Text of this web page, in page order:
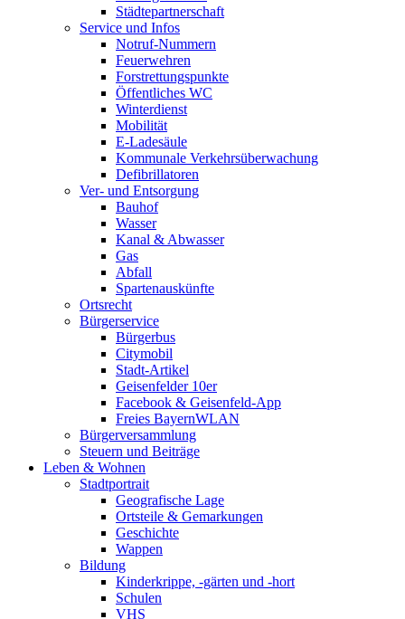
Städtepartnerschaft
Service und Infos
Notruf-Nummern
Feuerwehren
Forstrettungspunkte
Öffentliches WC
Winterdienst
Mobilität
E-Ladesäule
Kommunale Verkehrsüberwachung
Defibrillatoren
Ver- und Entsorgung
Bauhof
Wasser
Kanal & Abwasser
Gas
Abfall
Spartenauskünfte
Ortsrecht
Bürgerservice
Bürgerbus
Citymobil
Stadt-Artikel
Geisenfelder 10er
Facebook & Geisenfeld-App
Freies BayernWLAN
Bürgerversammlung
Steuern und Beiträge
Leben & Wohnen
Stadtportrait
Geografische Lage
Ortsteile & Gemarkungen
Geschichte
Wappen
Bildung
Kinderkrippe, -gärten und -hort
Schulen
VHS